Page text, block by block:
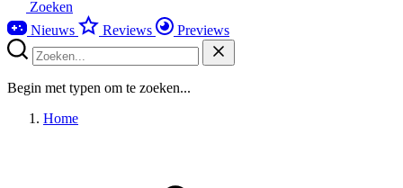
Zoeken
Nieuws
Reviews Previews
Begin met typen om te zoeken...
Home